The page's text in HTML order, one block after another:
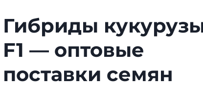
Гибриды
F1 — оптовые
поставки семян